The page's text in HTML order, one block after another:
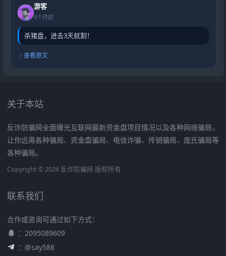
游客
4个月前
杀猪盘，进去3天就割！
查看原文
关于本站
反诈防骗网全面曝光互联网最新资金盘项目情况以及各种网络骗局，
让你远离各种骗局、资金盘骗局、电信诈骗、传销骗局、庞氏骗局等
各种骗局。
Copyright © 2026 反诈防骗网 版权所有
联系我们
合作或咨询可通过如下方式：
：2095089609
：@say588